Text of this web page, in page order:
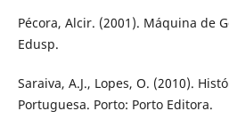
Pécora, Alcir. (2001). Máquina de
Edusp.
Saraiva, A.J., Lopes, O. (2010).
Portuguesa. Porto: Porto Editora.